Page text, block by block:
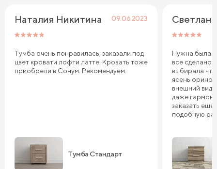
Наталия Никитина 09.06.2023
Тумба очень понравилась, заказали под
цвет кровати лофти латте. Кровать тоже
приобрели в Сонум. Рекомендуем.
Тумба Стандарт
Светлана
Нужна была
все сделано
выбирала
ясень
внешний вид
даже
заказать еще
подобную